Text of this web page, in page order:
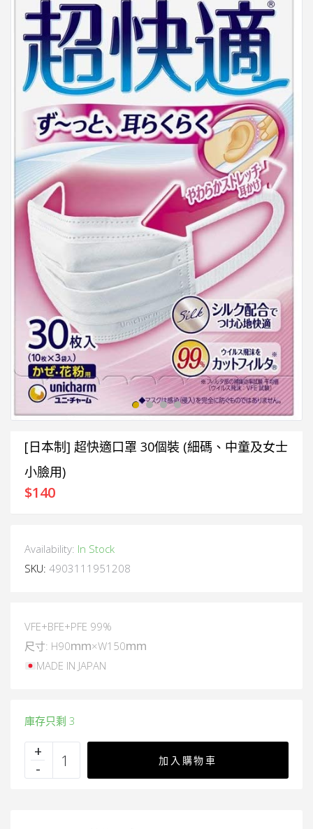
[日本制] 超快適口罩 30個裝 (細碼、中童及女士
小臉用)
$140
Availability: In Stock
SKU: 4903111951208
VFE+BFE+PFE 99%
尺寸: H90ｍｍ×W150ｍｍ
MADE IN JAPAN
庫存只剩 3
加入購物車